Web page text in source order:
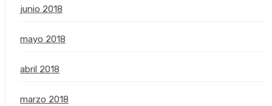
junio 2018
mayo 2018
abril 2018
marzo 2018